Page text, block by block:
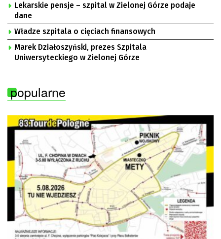
Lekarskie pensje – szpital w Zielonej Górze podaje
dane
Władze szpitala o cięciach finansowych
Marek Działoszyński, prezes Szpitala
Uniwersyteckiego w Zielonej Górze
popularne